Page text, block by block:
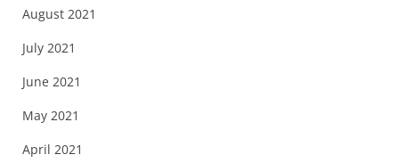
August 2021
July 2021
June 2021
May 2021
April 2021